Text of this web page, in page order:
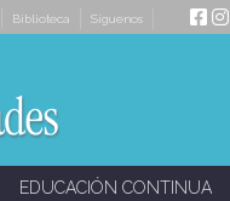
Biblioteca Síguenos
EDUCACIÓN CONTINUA